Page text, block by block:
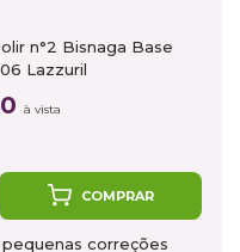
n°2 Bisnaga Base
Lazzuril
à vista
COMPRAR
pequenas correções